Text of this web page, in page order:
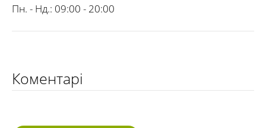
Пн. - Нд.: 09:00 - 20:00
Коментарі